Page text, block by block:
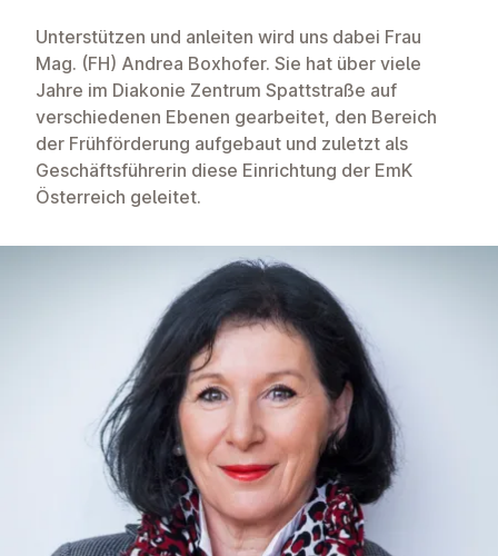
Unterstützen und anleiten wird uns dabei Frau
Mag. (FH) Andrea Boxhofer. Sie hat über viele
Jahre im Diakonie Zentrum Spattstraße auf
verschiedenen Ebenen gearbeitet, den Bereich
der Frühförderung aufgebaut und zuletzt als
Geschäftsführerin diese Einrichtung der EmK
Österreich geleitet.